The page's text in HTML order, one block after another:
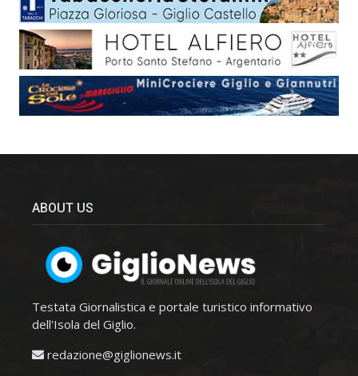
ABOUT US
Testata Giornalistica e portale turistico informativo
dell'Isola del Giglio.
redazione@giglionews.it